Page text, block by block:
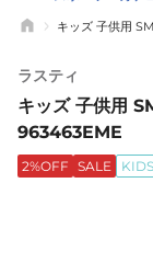
キッズ 子供用
ラスティ
キッズ 子供用
963463EME
2%OFF SALE KIDS